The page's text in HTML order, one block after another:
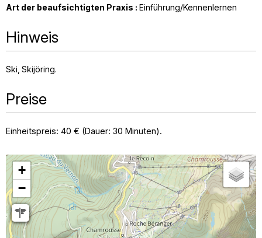
Art der beaufsichtigten Praxis : Einführung/Kennenlernen
Hinweis
Ski Skijöring
Preise
Einheitspreis: 40 € (Dauer: 30 Minuten).
+
−